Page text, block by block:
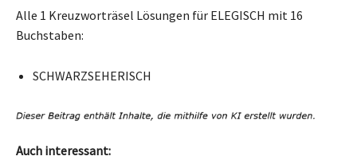
Alle 1 Kreuzworträsel Lösungen für ELEGISCH mit 16
Buchstaben:
SCHWARZSEHERISCH
Auch interessant: